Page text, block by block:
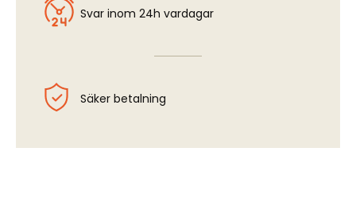
Svar inom 24h vardagar
Säker betalning